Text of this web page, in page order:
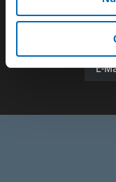
Der
E-